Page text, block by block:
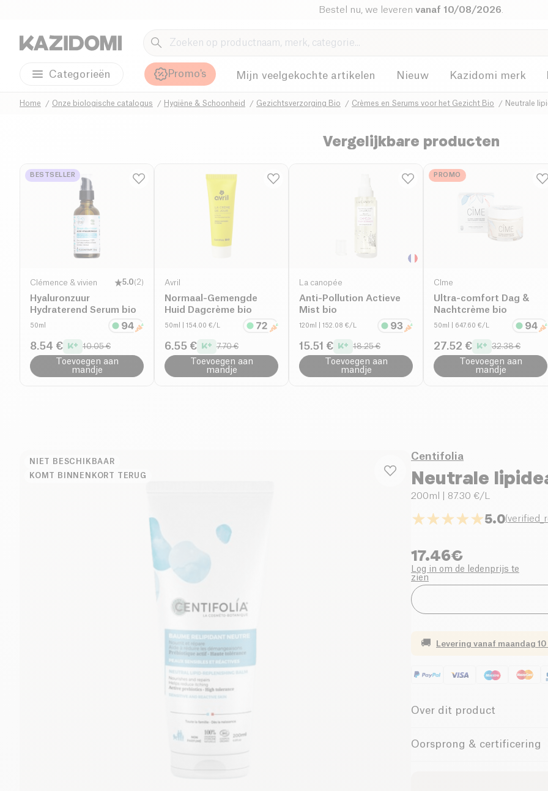
Bestel nu, we leveren vanaf 10/08/2026
Categorieën Promo's Mijn veelgekochte artikelen Nieuw Kazidomi merk
Home Onze biologische catalogus Hygiëne & Schoonheid Gezichtsverzorging Bio Crèmes en Serums voor het Gezicht Bio Neutrale
Vergelijkbare producten
BESTSELLER
Clémence & vivien 5.0(2)
Hyaluronzuur
Hydraterend Serum bio
50ml
8.54 € 10.05 €
Toevoegen aan
mandje
Avril
Normaal-Gemengde
Huid Dagcrème bio
50ml | 154.00 €/L
6.55 € 7.70 €
Toevoegen aan
mandje
La canopée
Anti-Pollution Actieve
Mist bio
120ml | 152.08 €/L
15.51 € 18.25 €
Toevoegen aan
mandje
PROMO
CÎme
Ultra-comfort Dag &
Nachtcrème bio
50ml | 647.60 €/L
27.52 € 32.38 €
Toevoegen aan
mandje
NIET BESCHIKBAAR
KOMT BINNENKORT TERUG
Centifolia
Neutrale
200ml | 87.30 €/L
5.0(
17.46€
Log in om de ledenprijs te
zien
🚚 Levering vanaf maandag
Over dit product
Vegan Biologisch
Oorsprong & certificering